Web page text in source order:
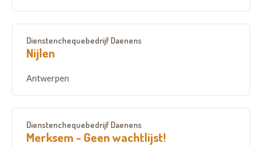
Dienstenchequebedrijf Daenens
Nijlen
Antwerpen
Dienstenchequebedrijf Daenens
Merksem - Geen wachtlijst!